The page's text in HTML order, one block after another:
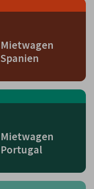
Mietwagen
Spanien
Mietwagen
Portugal